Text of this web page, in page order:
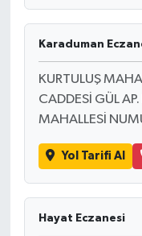
Karaduman
KURTULUŞ
CADDESİ GÜL
MAHALLESİ
Yol Tarifi Al
Hayat Eczanesi